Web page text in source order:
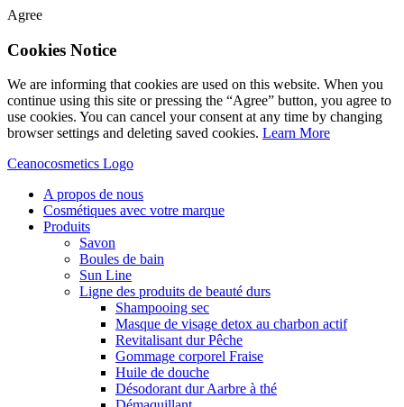
Agree
Cookies Notice
We are informing that cookies are used on this website. When you
continue using this site or pressing the “Agree” button, you agree to
use cookies. You can cancel your consent at any time by changing
browser settings and deleting saved cookies. Learn More
Ceanocosmetics Logo
A propos de nous
Cosmétiques avec votre marque
Produits
Savon
Boules de bain
Sun Line
Ligne des produits de beauté durs
Shampooing sec
Masque de visage detox au charbon actif
Revitalisant dur Pêche
Gommage corporel Fraise
Huile de douche
Désodorant dur Aarbre à thé